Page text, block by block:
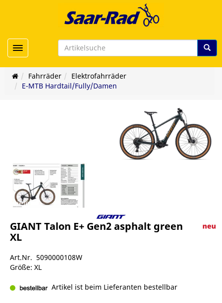
Toggle navigation
Fahrräder
Elektrofahrräder
E-MTB Hardtail/Fully/Damen
GIANT Talon E+ Gen2 asphalt green
XL
Art.Nr. 5090000108W
Größe: XL
Artikel ist beim Lieferanten bestellbar
viele